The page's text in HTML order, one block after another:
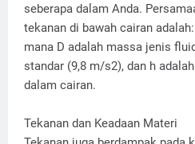
seberapa dalam Anda.
tekanan di bawah cairan
mana D adalah massa jenis
standar (9,8 m/s2), dan h
dalam cairan.
Tekanan dan Keadaan Materi